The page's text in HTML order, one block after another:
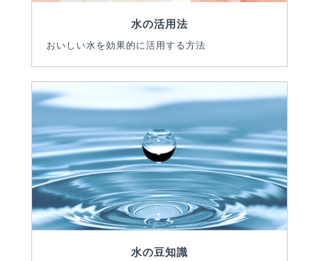
水の活用法
おいしい水を効果的に活用する方法
水の豆知識